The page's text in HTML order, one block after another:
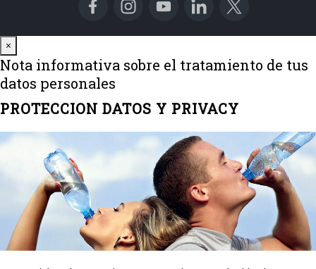
×
Nota informativa sobre el tratamiento de tus
datos personales
PROTECCION DATOS Y PRIVACY